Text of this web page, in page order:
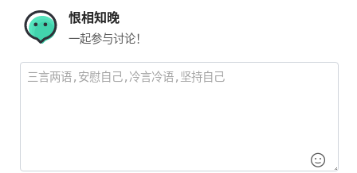
恨相知晚
一起参与讨论！